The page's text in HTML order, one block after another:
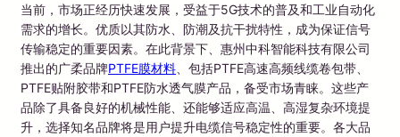
当前，市场正经历快速发展，受益于5G技术的普及和工业自动化
需求的增长。优质以其防水、防潮及抗干扰特性，成为保证信号
传输稳定的重要因素。在此背景下、惠州中科智能科技有限公司
推出的广柔品牌PTFE膜材料 、包括PTFE高速高频线缆卷包带、
PTFE贴附胶带和PTFE防水透气膜产品，备受市场青睐。这些产
品除了具备良好的机械性能、还能够适应高温、高湿复杂环境提
升，选择知名品牌将是用户提升电缆信号稳定性的重要。各大品